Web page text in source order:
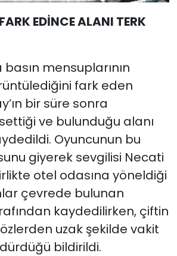
EDİNCE ALANI TERK
basın mensuplarının
fark eden
bir süre sonra
ve bulunduğu alanı
Oyuncunun bu
giyerek sevgilisi Necati
otel odasına yöneldiği
çevrede bulunan
kaydedilirken, çiftin
uzak şekilde vakit
bildirildi.